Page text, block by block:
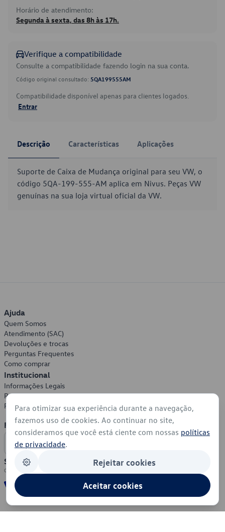
Horário de atendimento:
Segunda à sexta, das 8h às 17h.
Verifique a compatibilidade
Consulte a compatibilidade fazendo login na sua conta.
Código original consultado: 5QA199555AM
Compatibilidade disponível apenas para clientes logados.
Entrar
Descrição Características Aplicações
Suporte de Caixa de Mudança original para seu VW, o
código 5QA-199-555-AM aplica em Nivus. Peças VW
genuínas na sua loja virtual oficial da VW.
Ajuda
Quem Somos
Atendimento (SAC)
Devoluções e trocas
Perguntas Frequentes
Como comprar
Institucional
Informações Legais
Política de Privacidade
Política de Cookies
Formas de Pagamento
Segurança
Para otimizar sua experiência durante a navegação,
fazemos uso de cookies. Ao continuar no site,
consideramos que você está ciente com nossas políticas
de privacidade.
Rejeitar cookies
Aceitar cookies